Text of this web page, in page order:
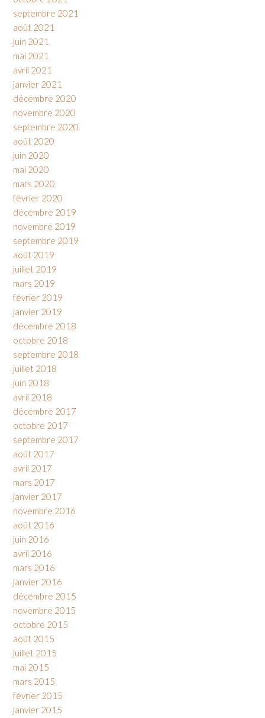
septembre 2021
août 2021
juin 2021
mai 2021
avril 2021
janvier 2021
décembre 2020
novembre 2020
septembre 2020
août 2020
juin 2020
mai 2020
mars 2020
février 2020
décembre 2019
novembre 2019
septembre 2019
août 2019
juillet 2019
mars 2019
février 2019
janvier 2019
décembre 2018
octobre 2018
septembre 2018
juillet 2018
juin 2018
avril 2018
décembre 2017
octobre 2017
septembre 2017
août 2017
avril 2017
mars 2017
janvier 2017
novembre 2016
août 2016
juin 2016
avril 2016
mars 2016
janvier 2016
décembre 2015
novembre 2015
octobre 2015
août 2015
juillet 2015
mai 2015
mars 2015
février 2015
janvier 2015